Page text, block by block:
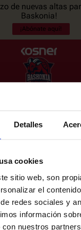
Detalles
cookies
sitio web, son
el
redes sociales y
información
nuestros
de nuevas altas
Baskonia!
¡Abónate aquí!
del club.
Política de privacidaddel